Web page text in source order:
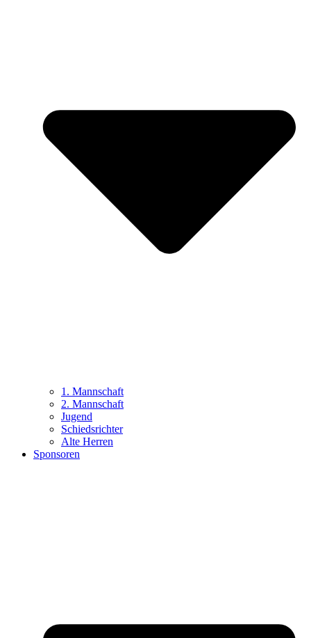
1. Mannschaft
2. Mannschaft
Jugend
Schiedsrichter
Alte Herren
Sponsoren